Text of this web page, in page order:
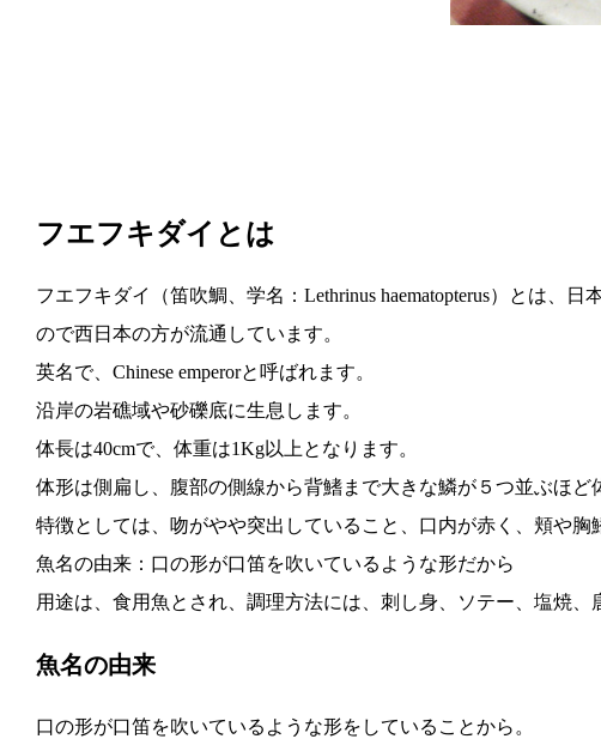
フエフキダイとは
フエフキダイ（笛吹鯛、学名：Lethrinus haematopterus）とは、
ので西日本の方が流通しています。
英名で、Chinese emperorと呼ばれます。
沿岸の岩礁域や砂礫底に生息します。
体長は40cmで、体重は1Kg以上となります。
体形は側扁し、腹部の側線から背鰭まで大きな鱗が５つ並ぶほど
特徴としては、吻がやや突出していること、口内が赤く、頬や胸
魚名の由来：口の形が口笛を吹いているような形だから
用途は、食用魚とされ、調理方法には、刺し身、ソテー、塩焼、
魚名の由来
口の形が口笛を吹いているような形をしていることから。